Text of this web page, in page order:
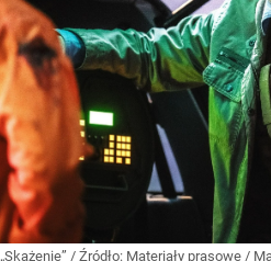
„Skażenie” / Źródło: Materiały prasowe /